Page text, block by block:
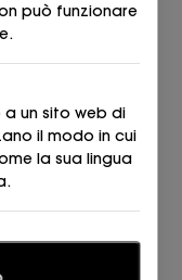
ANTE CUERO PELLE
€
può funzionare
un sito web di
il modo in cui
la sua lingua